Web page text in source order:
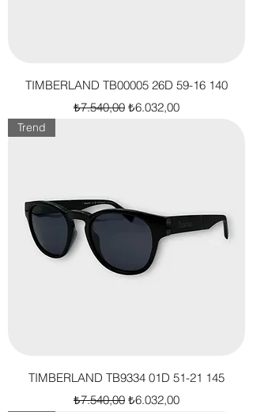
TIMBERLAND TB00005 26D 59-16 140
Normal Fiyat
₺7.540,00 İndirimli Fiyat
₺6.032,00
Trend
TIMBERLAND TB9334 01D 51-21 145
Normal Fiyat
₺7.540,00 İndirimli Fiyat
₺6.032,00